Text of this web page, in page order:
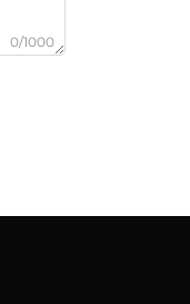
0/1000